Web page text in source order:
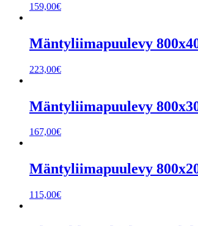
159,00€
Mäntyliimapuulevy
223,00€
Mäntyliimapuulevy
167,00€
Mäntyliimapuulevy
115,00€